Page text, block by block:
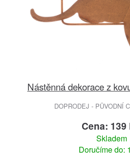
Nástěnná dekorace z
DOPRODEJ - PŮVODNÍ
Cena: 139
Skladem
Doručíme do: